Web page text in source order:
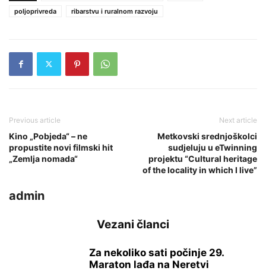
poljoprivreda
ribarstvu i ruralnom razvoju
Previous article
Kino „Pobjeda“ – ne
propustite novi filmski hit
„Zemlja nomada“
Next article
Metkovski srednjoškolci
sudjeluju u eTwinning
projektu “Cultural heritage
of the locality in which I live”
admin
Vezani članci
Za nekoliko sati počinje 29.
Maraton lađa na Neretvi